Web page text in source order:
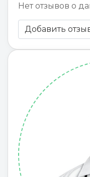
Нет отзывов о
Добавить